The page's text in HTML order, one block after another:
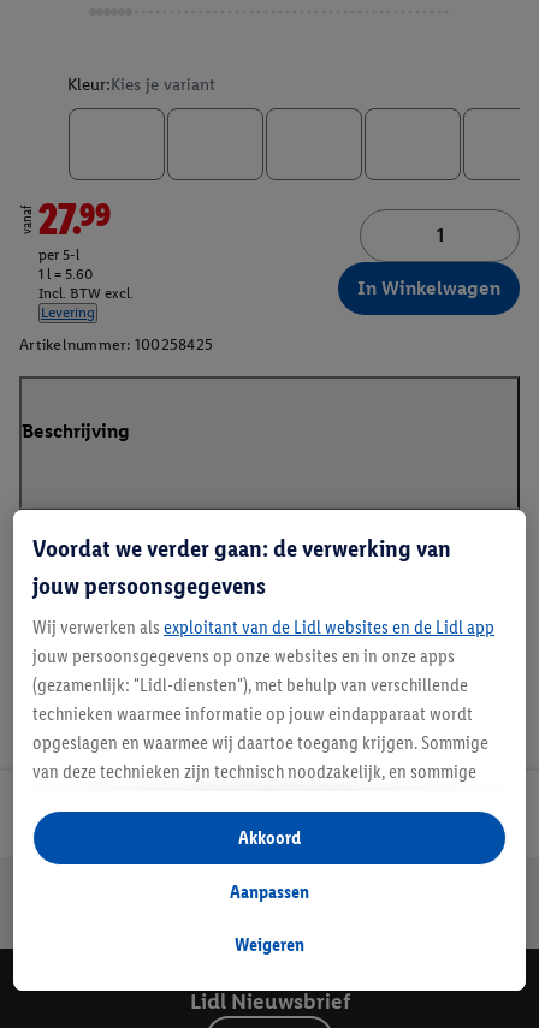
Kleur:Kies je variant
vanaf 27.99
per 5-l
1 l = 5.60
Incl. BTW excl.
Levering
In Winkelwagen
Artikelnummer: 100258425
Beschrijving
Handleidingen en downloads
Lidl Nieuwsbrief
Jouw voordelen bij ons als Lidl webshop klant
Lidl Nieuwsbrief
Voordat we verder gaan: de verwerking van
jouw persoonsgegevens
Wij verwerken als exploitant van de Lidl websites en de Lidl app
jouw persoonsgegevens op onze websites en in onze apps
(gezamenlijk: "Lidl-diensten"), met behulp van verschillende
technieken waarmee informatie op jouw eindapparaat wordt
opgeslagen en waarmee wij daartoe toegang krijgen. Sommige
van deze technieken zijn technisch noodzakelijk, en sommige
opslaan van voorkeursinstellingen, het verzamelen en
analyseren van statistieken of voor het tonen van
gepersonaliseerde reclame binnen en buiten de Lidl-diensten.
gegevens over jouw aankoopgedrag in de winkel ook voor de
Als je hier toestemming geeft aan ons voor het personaliseren
Weigeren
Aanpassen
Akkoord